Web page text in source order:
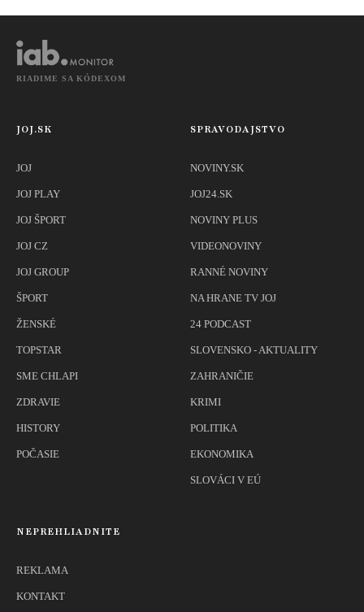
RIADIME SA KÓDEXOM
JOJ.SK
JOJ
JOJ PLAY
JOJ ŠPORT
JOJ CZ
JOJ GROUP
ŠPORT
ŽENSKÉ
TOPSTAR
SME CHLAPI
ZDRAVIE
HISTORY
POČASIE
SPRAVODAJSTVO
NOVINY.SK
JOJ24.SK
NOVINY PLUS
VIDEONOVINY
RANNÉ NOVINY
NA HRANE TV JOJ
24 PODCAST
SLOVENSKO - AKTUALITY
ZAHRANIČIE
KRIMI
POLITIKA
EKONOMIKA
SLOVÁCI V EÚ
NEPREHLIADNITE
REKLAMA
KONTAKT